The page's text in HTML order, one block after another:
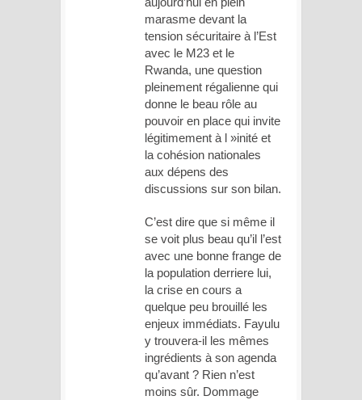
marasme devant la
tension sécuritaire à l’Est
avec le M23 et le
Rwanda, une question
pleinement régalienne qui
donne le beau rôle au
pouvoir en place qui invite
légitimement à l »inité et
la cohésion nationales
aux dépens des
discussions sur son bilan.
C’est dire que si même il
se voit plus beau qu’il l’est
avec une bonne frange de
la population derriere lui,
la crise en cours a
quelque peu brouillé les
enjeux immédiats. Fayulu
y trouvera-il les mêmes
ingrédients à son agenda
qu’avant ? Rien n’est
moins sûr. Dommage